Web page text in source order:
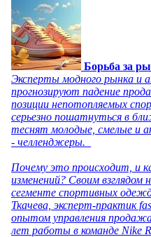
Борьба за
Эксперты модного рынка и
прогнозируют падение
позиции непотопляемых
серьезно пошатнуться в
теснят молодые, смелые и
- челленджеры.
Почему это происходит, и
изменений? Своим взглядом
сегменте спортивных
Ткачева, эксперт-практик
опытом управления
лет работы в команде Nike